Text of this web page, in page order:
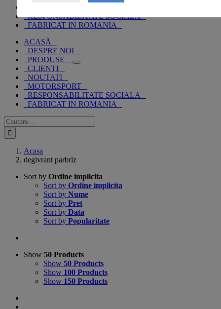
RESPONSABILITATE SOCIALA
FABRICAT IN ROMANIA
ACASĂ
DESPRE NOI
PRODUSE
CLIENTI
NOUTATI
MOTORSPORT
RESPONSABILITATE SOCIALA
FABRICAT IN ROMANIA
Cautare...
Acasa
degivrant parbriz
Sort by Ordine implicita
Sort by Ordine implicita
Sort by Nume
Sort by Pret
Sort by Data
Sort by Popularitate
Show 50 Products
Show 50 Products
Show 100 Products
Show 150 Products